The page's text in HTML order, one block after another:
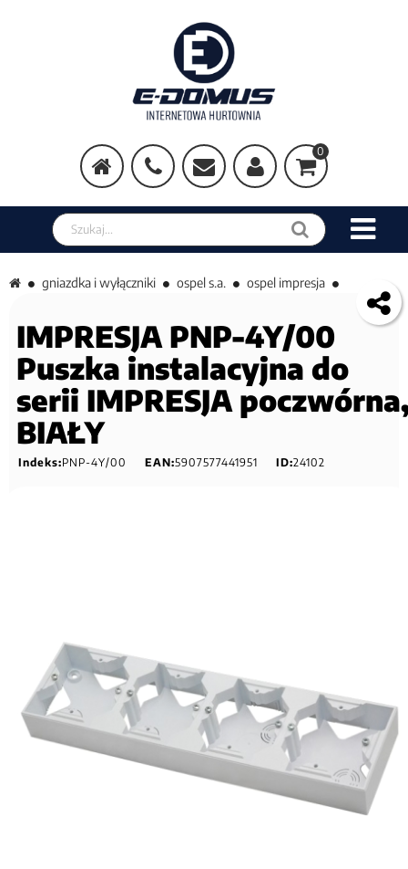
0
Szukaj w sklepie
gniazdka i wyłączniki ospel s.a. ospel impresja
IMPRESJA PNP-4Y/00
Puszka instalacyjna do
serii IMPRESJA
BIAŁY
Indeks:PNP-4Y/00 EAN:5907577441951 ID:24102